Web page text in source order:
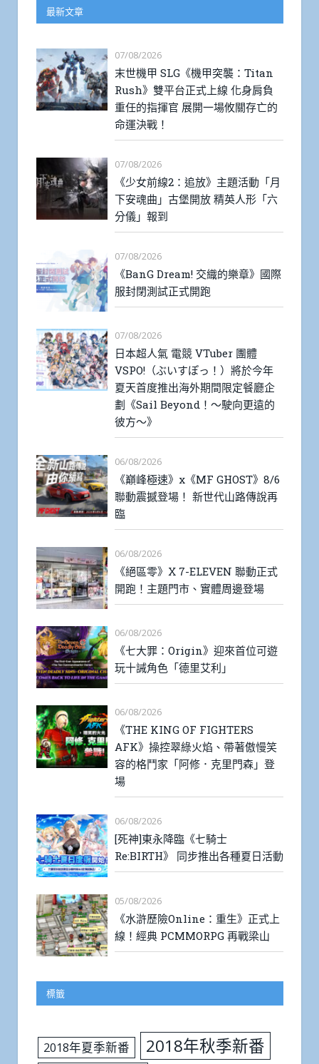
最新文章
07/08/2026
末世機甲 SLG《機甲突襲：Titan
Rush》雙平台正式上線 化身肩負
重任的指揮官 展開一場攸關存亡的
命運決戰！
07/08/2026
《少女前線2：追放》主題活動「月
下安魂曲」古堡開放 精英人形「六
分儀」報到
07/08/2026
《BanG Dream! 交織的樂章》國際
服封閉測試正式開跑
07/08/2026
日本超人氣 電競 VTuber 團體
VSPO!（ぶいすぽっ！）將於今年
夏天首度推出海外期間限定餐廳企
劃《Sail Beyond！～駛向更遠的
彼方～》
06/08/2026
《巔峰極速》x《MF GHOST》8/6
聯動震撼登場！ 新世代山路傳說再
臨
06/08/2026
《絕區零》X 7-ELEVEN 聯動正式
開跑！主題門市、實體周邊登場
06/08/2026
《七大罪：Origin》迎來首位可遊
玩十誡角色「德里艾利」
06/08/2026
《THE KING OF FIGHTERS
AFK》操控翠綠火焰、帶著傲慢笑
容的格鬥家「阿修．克里門森」登
場
06/08/2026
[死神]東永降臨《七騎士
Re:BIRTH》 同步推出各種夏日活動
05/08/2026
《水滸歷險Online：重生》正式上
線！經典 PCMMORPG 再戰梁山
標籤
2018年夏季新番 2018年秋季新番